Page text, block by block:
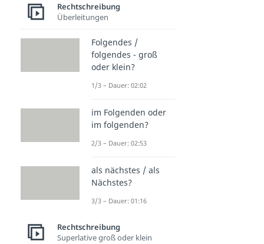
Rechtschreibung
Überleitungen
Folgendes /
folgendes - groß
oder klein?
1/3 – Dauer: 02:02
im Folgenden oder
im folgenden?
2/3 – Dauer: 02:53
als nächstes / als
Nächstes?
3/3 – Dauer: 01:16
Rechtschreibung
Superlative groß oder klein